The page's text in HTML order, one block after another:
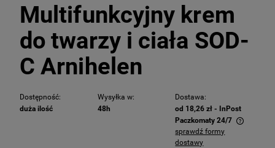
Multifunkcyjny krem
do twarzy i ciała SOD-
C Arnihelen
Dostępność:
duża ilość
Wysyłka w:
48h
Dostawa:
od 18,26 zł - InPost
Paczkomaty 24/7
Cena nie zawiera ewentualnych kosztów płatności
sprawdź formy
dostawy